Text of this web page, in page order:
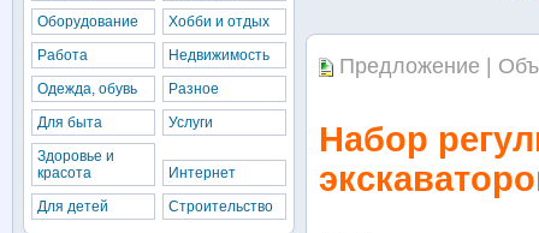
Предложение |
Набор
Оборудование
Хобби и отдых
Работа
Недвижимость
Одежда, обувь
Разное
Для быта
Услуги
Здоровье и
красота
Интернет
Для детей
Строительство